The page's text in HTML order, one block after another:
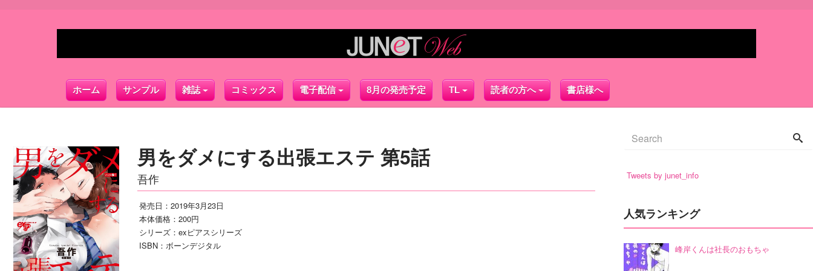
ホーム サンプル 雑誌 コミックス 電子配信 8月の発売予定 TL 読者の方へ 書店様へ
男をダメにする出張エステ 第5話
吾作
発売日：2019年3月23日
本体価格：200円
シリーズ：exピアスシリーズ
ISBN：ボーンデジタル
Tweets by junet_info
人気ランキング
峰岸くんは社長のおもちゃ